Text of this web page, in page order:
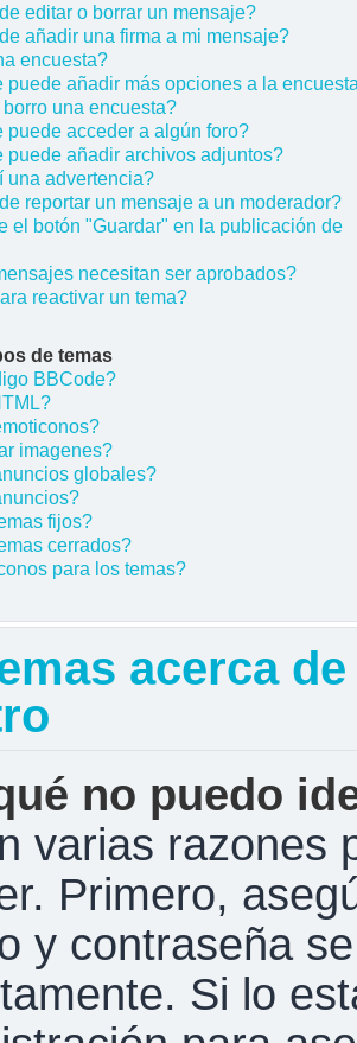
editar o borrar un mensaje?
añadir una firma a mi mensaje?
encuesta?
puede añadir más opciones a la
una encuesta?
puede acceder a algún foro?
puede añadir archivos adjuntos?
una advertencia?
reportar un mensaje a un moderador?
el botón "Guardar" en la publicación de
necesitan ser aprobados?
reactivar un tema?
de temas
BBCode?
imagenes?
globales?
fijos?
cerrados?
para los temas?
acerca
no puedo
varias razones
Primero,
y contraseña
Si lo